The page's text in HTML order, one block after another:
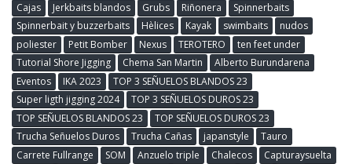
Cajas
Jerkbaits blandos Grubs Riñonera
Spinnerbaits
Spinnerbait y buzzerbaits
Hèlices Kayak swimbaits
nudos
poliester
Petit Bomber Nexus TEROTERO
ten feet under
Tutorial Shore Jigging
Chema San Martin
Alberto Burundarena
Eventos
IKA 2023
TOP 3 SEÑUELOS BLANDOS 23
Super ligth jigging 2024
TOP 3 SEÑUELOS DUROS 23
TOP SEÑUELOS BLANDOS 23
TOP SEÑUELOS DUROS 23
Trucha Señuelos Duros
Trucha Cañas japanstyle
Tauro
Carrete Fullrange
SOM Anzuelo triple Chalecos
Capturaysuelta